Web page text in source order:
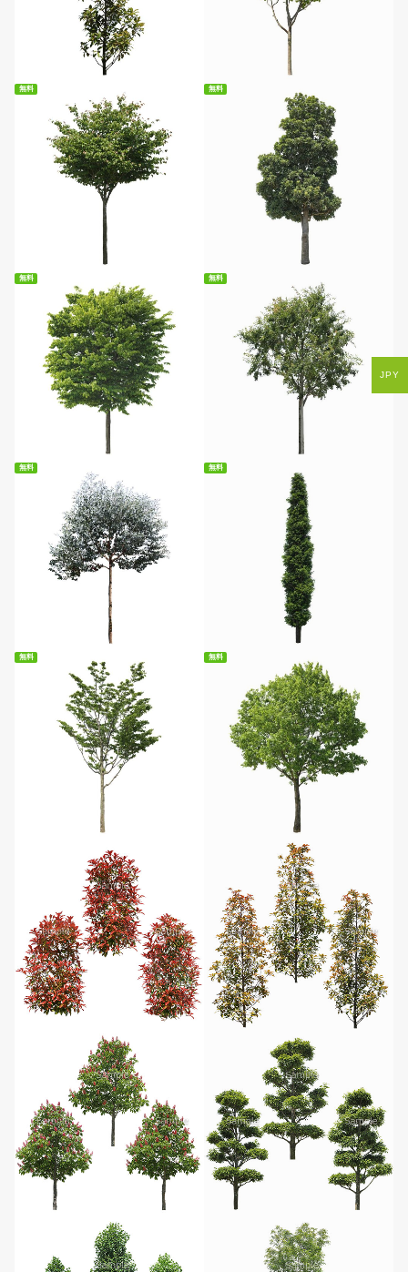
無料ダウンロード 無料ダウンロード
無料
無料ダウンロード
無料
無料ダウンロード
無料
無料ダウンロード
無料
無料ダウンロード
無料
無料ダウンロード
無料
無料ダウンロード
無料
無料ダウンロード
無料
無料ダウンロード
JPY